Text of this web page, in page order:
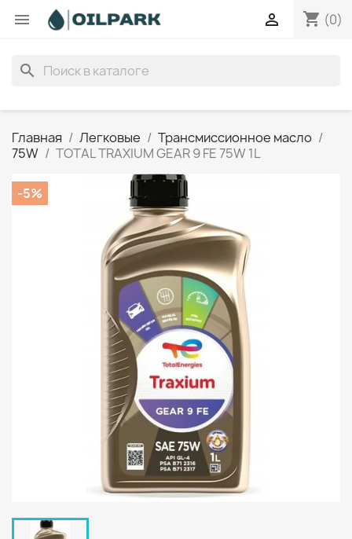
 shopping_cart (0)

search
Главная Легковые
Трансмиссионное масло
75W
TOTAL TRAXIUM GEAR 9 FE 75W 1L
-5%